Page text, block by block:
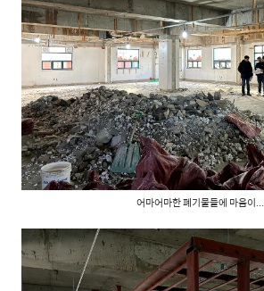
어마어마한 폐기물들에 마음이...